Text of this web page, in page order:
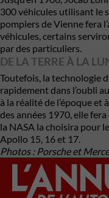
300 véhicules utilisant le
pompiers de Vienne fera
véhicules, certains
par des particuliers.
DE LA TERRE À LA
Toutefois, la technologie
rapidement dans l’oubli
à la réalité de l’époque et
des années 1970, elle
la NASA la choisira pour
Apollo 15, 16 et 17.
Photos : Porsche et